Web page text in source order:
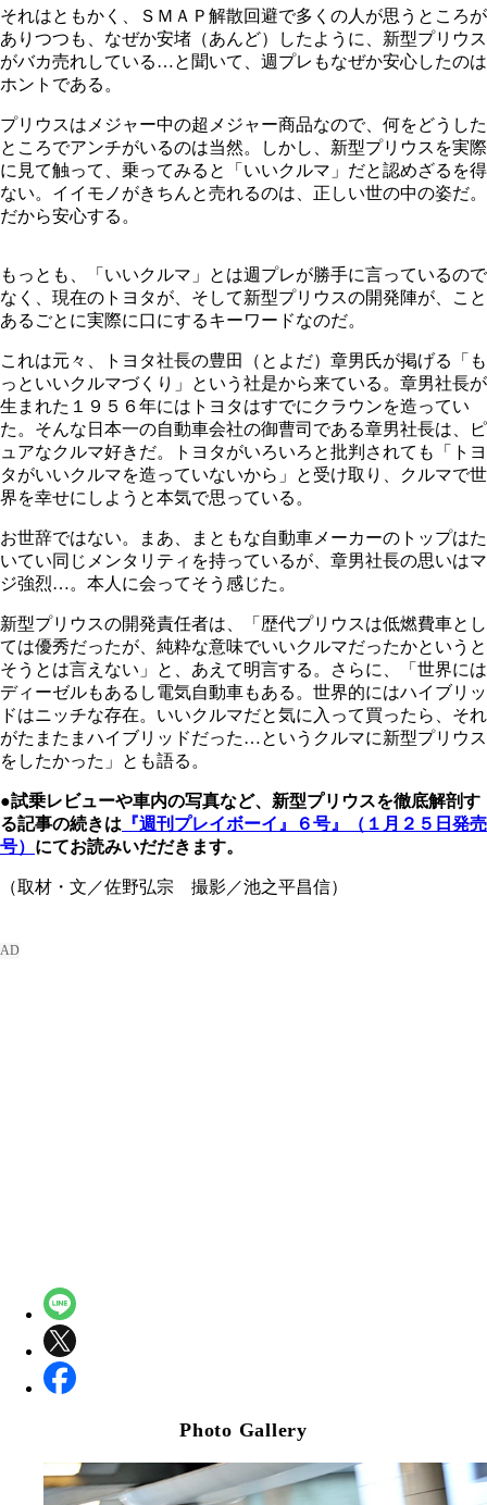
それはともかく、ＳＭＡＰ解散回避で多くの人が思うところが
ありつつも、なぜか安堵（あんど）したように、新型プリウス
がバカ売れしている…と聞いて、週プレもなぜか安心したのは
ホントである。
プリウスはメジャー中の超メジャー商品なので、何をどうした
ところでアンチがいるのは当然。しかし、新型プリウスを実際
に見て触って、乗ってみると「いいクルマ」だと認めざるを得
ない。イイモノがきちんと売れるのは、正しい世の中の姿だ。
だから安心する。
もっとも、「いいクルマ」とは週プレが勝手に言っているので
なく、現在のトヨタが、そして新型プリウスの開発陣が、こと
あるごとに実際に口にするキーワードなのだ。
これは元々、トヨタ社長の豊田（とよだ）章男氏が掲げる「も
っといいクルマづくり」という社是から来ている。章男社長が
生まれた１９５６年にはトヨタはすでにクラウンを造ってい
た。そんな日本一の自動車会社の御曹司である章男社長は、ピ
ュアなクルマ好きだ。トヨタがいろいろと批判されても「トヨ
タがいいクルマを造っていないから」と受け取り、クルマで世
界を幸せにしようと本気で思っている。
お世辞ではない。まあ、まともな自動車メーカーのトップはた
いてい同じメンタリティを持っているが、章男社長の思いはマ
ジ強烈…。本人に会ってそう感じた。
新型プリウスの開発責任者は、「歴代プリウスは低燃費車とし
ては優秀だったが、純粋な意味でいいクルマだったかというと
そうとは言えない」と、あえて明言する。さらに、「世界には
ディーゼルもあるし電気自動車もある。世界的にはハイブリッ
ドはニッチな存在。いいクルマだと気に入って買ったら、それ
がたまたまハイブリッドだった…というクルマに新型プリウス
をしたかった」とも語る。
●試乗レビューや車内の写真など、新型プリウスを徹底解剖す
る記事の続きは 『週刊プレイボーイ』６号』（１月２５日発売
号） にてお読みいだだきます。
（取材・文／佐野弘宗 撮影／池之平昌信）
Photo Gallery